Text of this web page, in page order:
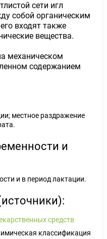
сети игл
собой органическим
входят также
вещества.
механическом
содержанием
местное раздражение
и
и в период лактации.
средств
классификация